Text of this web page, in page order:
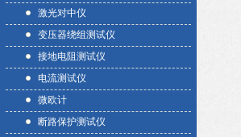
激光对中仪
变压器绕组测试仪
接地电阻测试仪
电流测试仪
微欧计
断路保护测试仪